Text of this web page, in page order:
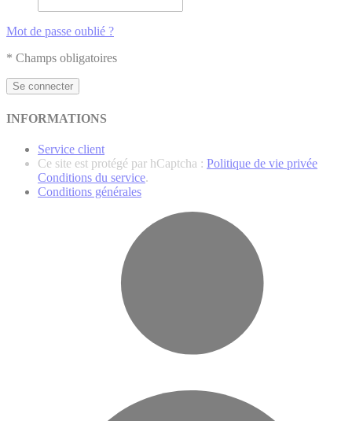
Mot de passe oublié ?
* Champs obligatoires
Se connecter
INFORMATIONS
Service client
Ce site est protégé par hCaptcha : Politique de vie privée
Conditions du service.
Conditions générales